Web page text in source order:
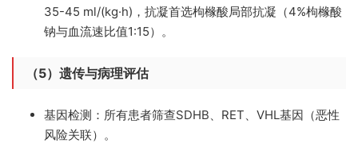
35-45 ml/(kg·h)，抗凝首选枸橼酸局部抗凝（4%枸橼酸
钠与血流速比值1:15）。
（5）遗传与病理评估
基因检测： 所有患者筛查SDHB、RET、VHL基因（恶性
风险关联）。